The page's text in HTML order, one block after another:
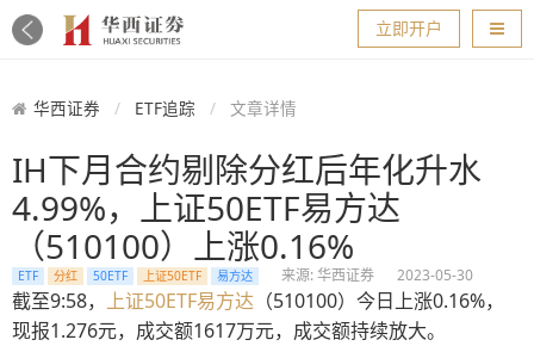
导航
立即开户
华西证券 ETF追踪 文章详情
IH下月合约剔除分红后年化升水
4.99%，上证50ETF易方达
（510100）上涨0.16%
ETF 分红 50ETF 上证50ETF 易方达 来源: 华西证券 2023-05-30
截至9:58， 上证50ETF易方达 （510100）今日上涨0.16%，
现报1.276元，成交额1617万元，成交额持续放大。